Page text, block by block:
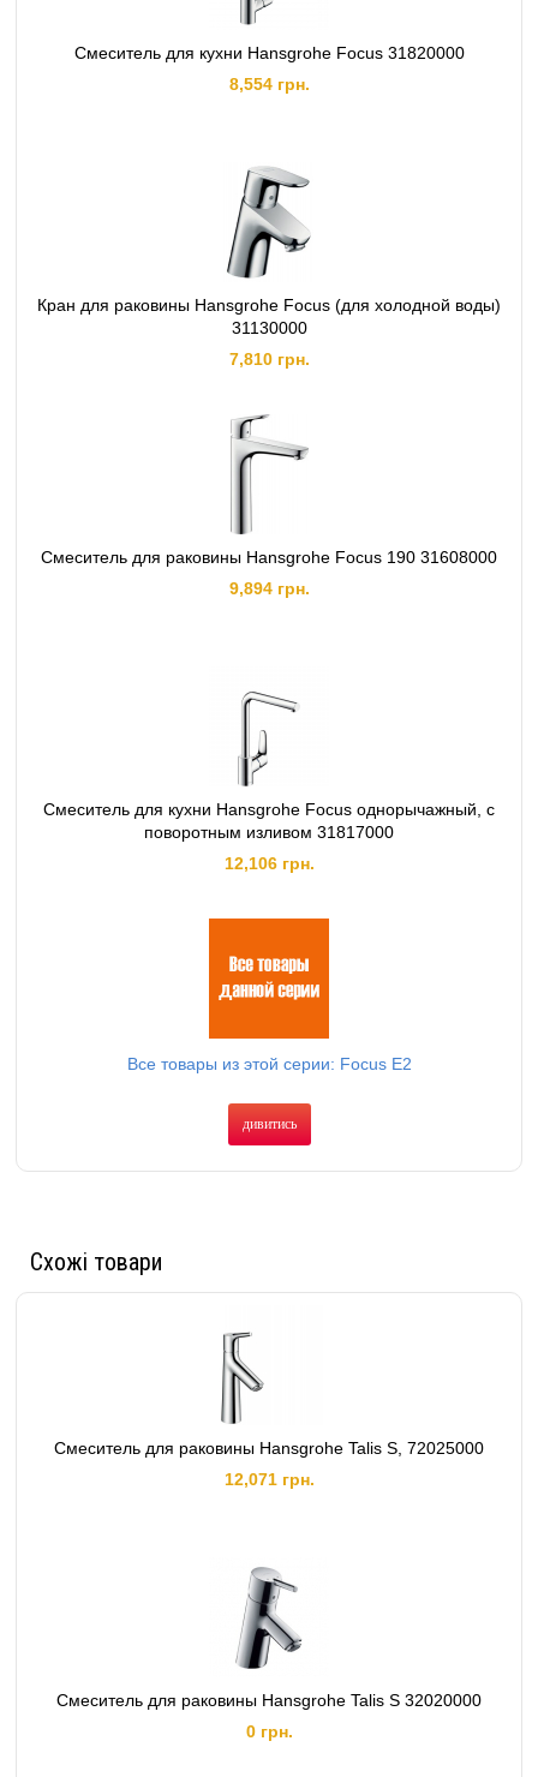
Смеситель для кухни Hansgrohe Focus 31820000
8,554 грн.
Кран для раковины Hansgrohe Focus (для холодной воды)
31130000
7,810 грн.
Смеситель для раковины Hansgrohe Focus 190 31608000
9,894 грн.
Смеситель для кухни Hansgrohe Focus однорычажный, с
поворотным изливом 31817000
12,106 грн.
Все товары из этой серии: Focus E2
дивитись
Схожі товари
Смеситель для раковины Hansgrohe Talis S, 72025000
12,071 грн.
Смеситель для раковины Hansgrohe Talis S 32020000
0 грн.